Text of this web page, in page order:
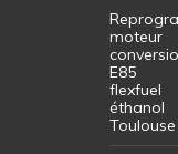
moteur
E85
flexfuel
éthanol
Toulouse